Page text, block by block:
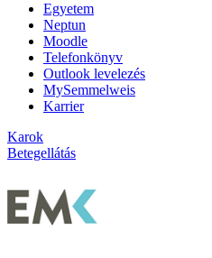
Egyetem
Neptun
Moodle
Telefonkönyv
Outlook levelezés
MySemmelweis
Karrier
Karok
Betegellátás